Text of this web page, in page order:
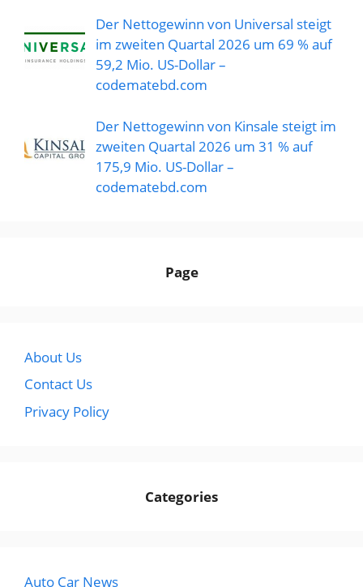
Der Nettogewinn von Universal steigt
im zweiten Quartal 2026 um 69 % auf
59,2 Mio. US-Dollar –
codematebd.com
Der Nettogewinn von Kinsale steigt im
zweiten Quartal 2026 um 31 % auf
175,9 Mio. US-Dollar –
codematebd.com
Page
About Us
Contact Us
Privacy Policy
Categories
Auto Car News